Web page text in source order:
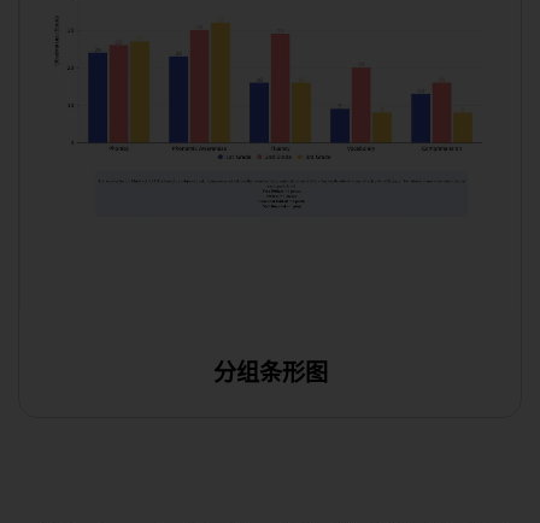
在线编辑
分组条形图